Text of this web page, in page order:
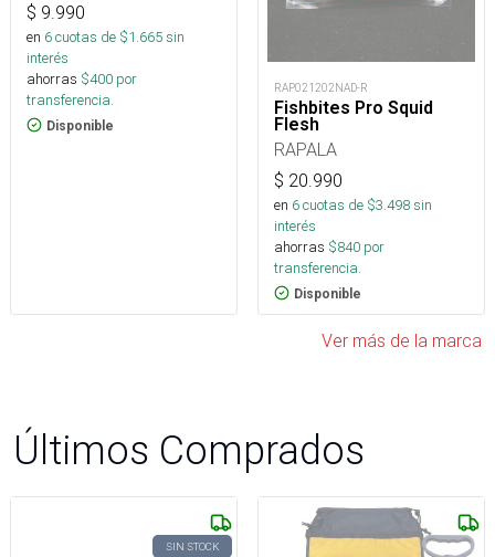
$ 9.990
en 6cuotas de $1.665sin
interés
ahorras $400 por
transferencia.
Disponible
RAP021202NAD-R
Fishbites Pro Squid
Flesh
RAPALA
$ 20.990
en 6cuotas de $3.498sin
interés
ahorras $840 por
transferencia.
Disponible
Ver más de la marca
Últimos Comprados
SIN STOCK